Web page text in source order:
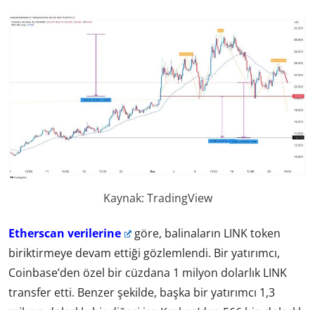
Kaynak: TradingView
Etherscan verilerine
göre, balinaların LINK token
biriktirmeye devam ettiği gözlemlendi. Bir yatırımcı,
Coinbase’den özel bir cüzdana 1 milyon dolarlık LINK
transfer etti. Benzer şekilde, başka bir yatırımcı 1,3